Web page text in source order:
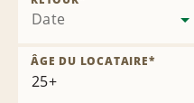
Date
ÂGE DU LOCATAIRE*